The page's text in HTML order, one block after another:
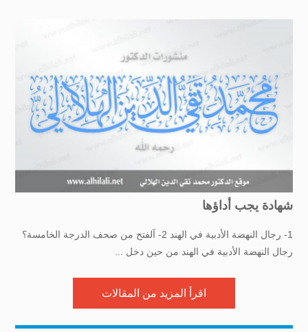
شهادة يجب أداؤها
1- رجال النهضة الأدبية في الهند 2- آلفتح من صحف الدرجة الخامسة؟
رجال النهضة الأدبية في الهند من حين دخل ...
اقرأ المزيد من المقالات